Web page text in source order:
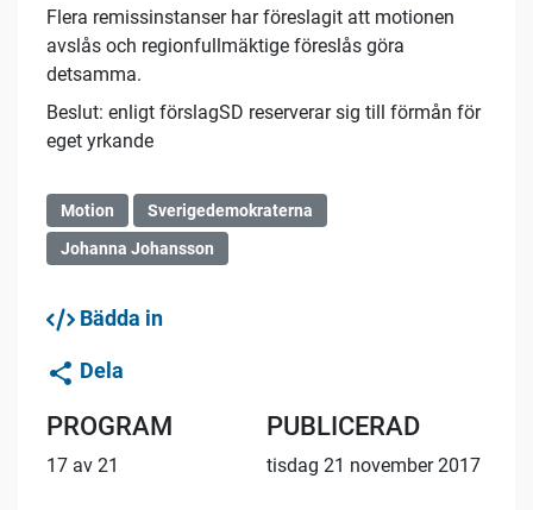
Flera remissinstanser har föreslagit att motionen
avslås och regionfullmäktige föreslås göra
detsamma.
Beslut: enligt förslagSD reserverar sig till förmån för
eget yrkande
Motion
Sverigedemokraterna
Johanna Johansson
Bädda in
Dela
PROGRAM
17 av 21
PUBLICERAD
tisdag 21 november 2017